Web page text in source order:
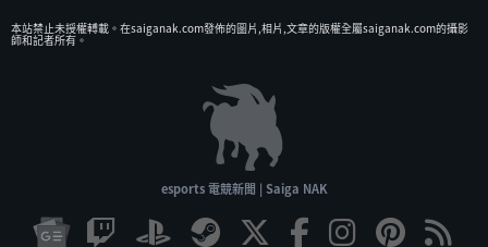
本站禁止未授權𨍭載。在saiganak.com發佈的圖片,相片,文章的版權全屬saiganak.com的攝影
師和記者所有。
esports 電競新聞 | Saiga NAK